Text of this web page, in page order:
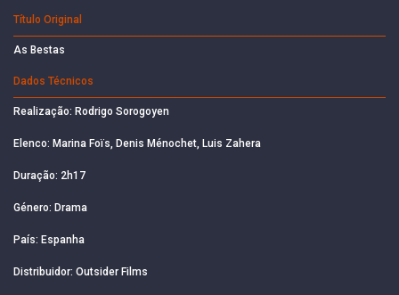
Título Original
As Bestas
Dados Técnicos
Realização: Rodrigo Sorogoyen
Elenco: Marina Foïs, Denis Ménochet, Luis Zahera
Duração: 2h17
Género: Drama
País: Espanha
Distribuidor: Outsider Films